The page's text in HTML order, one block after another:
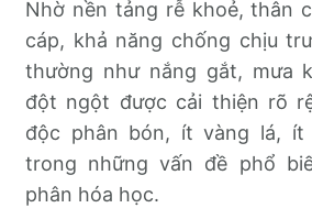
Nhờ nền tảng rễ khoẻ, thân
cáp, khả năng chống chịu
thường như nắng gắt, mưa
đột ngột được cải thiện rõ
độc phân bón, ít vàng lá,
trong những vấn đề phổ
phân hóa học.